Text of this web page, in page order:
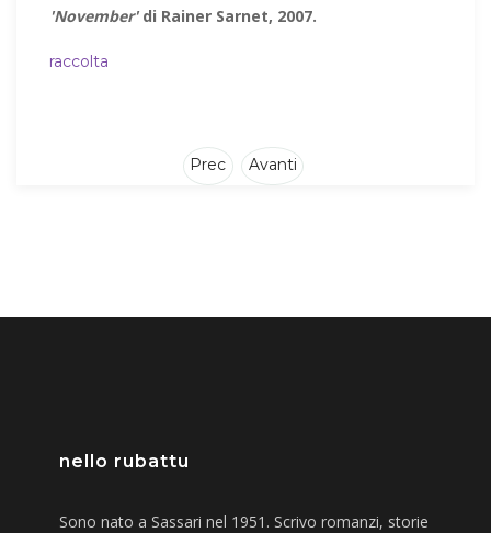
'November'di Rainer Sarnet, 2007.
raccolta
Articolo precedente: la storia di federica
Prec Articolo successivo: nello
Avanti
nello rubattu
Sono nato a Sassari nel 1951. Scrivo romanzi, storie